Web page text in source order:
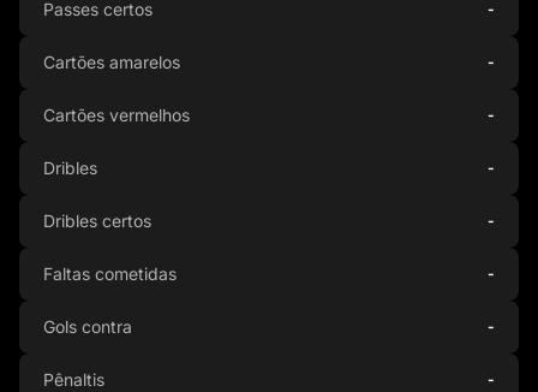
Passes certos -
Cartões amarelos -
Cartões vermelhos -
Dribles -
Dribles certos -
Faltas cometidas -
Gols contra -
Pênaltis -